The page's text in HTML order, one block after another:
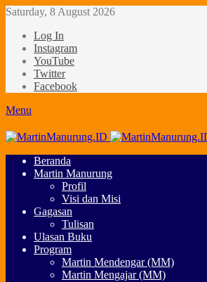
Saturday, 8 August 2026
Log In
Instagram
YouTube
Twitter
Facebook
Menu
Beranda
Martin Manurung
Profil
Visi dan Misi
Gagasan
Tulisan
Ulasan Buku
Program
Martin Mendengar (MM)
Martin Mengajar (MM)